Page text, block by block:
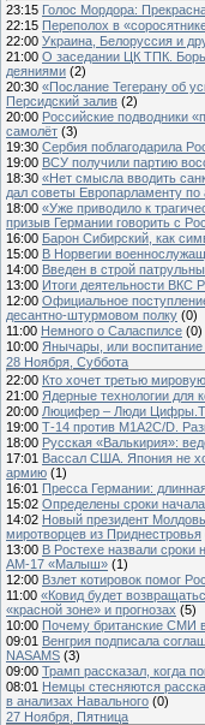
23:15 Голос Мордора:
22:15 Переполох в
22:00 Украина, Белоруссия и
21:00 О заседании ЦК ТПК.
деяниями (2)
20:30 «Послание Тегерану об
Персидский залив (2)
20:00 Российские подводники
самолёт (3)
19:30 Сербия поблагодарила
19:00 ВСУ получили партию
18:30 «Нет смысла вводить
дал советы Европарламенту
18:00 «Уже приводило к
призыв Германии говорить с
16:00 Барон Сибирский, как
15:00 В Норвегии
14:00 Введен в строй
13:00 Итоги деятельности ВКС
12:00 Официальное
десантно-штурмовом полку (0)
11:00 Немного о Саласпилсе (0)
10:00 Янычары, или
28 Ноября, Суббота
22:00 Кто хочет третью
21:00 Ядерные технологии для
20:00 Люцифер – Люди
19:00 Т-14 против M1A2C/D.
18:00 Русская «Валькирия»:
17:01 Вассал США. Япония не
армию (1)
16:01 Пресса Германии:
15:02 Определены сроки начала
14:02 Новый президент
миротворцев из Приднестровья
13:00 В Ростехе назвали сроки
АМ-17 «Малыш» (1)
12:00 Взлет котировок помог
11:00 «Ковид будет
«красной зоне» и прогнозах (5)
10:00 Почему британские СМИ
09:01 Венгрия подписала
NASAMS (3)
09:00 Трамп рассказал, когда
08:01 Немцы стесняются
в анализах Навального (0)
27 Ноября, Пятница